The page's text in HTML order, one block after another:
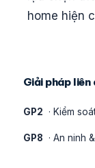
home hiện
Giải pháp liên
GP2 · Kiểm
GP8 · An ninh